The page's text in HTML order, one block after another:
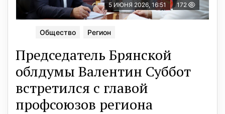
5 ИЮНЯ 2026, 16:51 172
Общество Регион
Председатель Брянской
облдумы Валентин Суббот
встретился с главой
профсоюзов региона